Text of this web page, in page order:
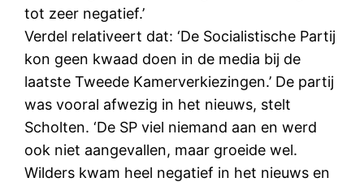
tot zeer negatief.’
Verdel relativeert dat: ‘De Socialistische Partij
kon geen kwaad doen in de media bij de
laatste Tweede Kamerverkiezingen.’ De partij
was vooral afwezig in het nieuws, stelt
Scholten. ‘De SP viel niemand aan en werd
ook niet aangevallen, maar groeide wel.
Wilders kwam heel negatief in het nieuws en